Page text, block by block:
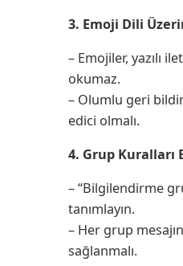
3. Emoji Dili
– Emojiler, yazılı
okumaz.
– Olumlu geri
edici olmalı.
4. Grup Kuralları
– “Bilgilendirme
tanımlayın.
– Her grup
sağlanmalı.